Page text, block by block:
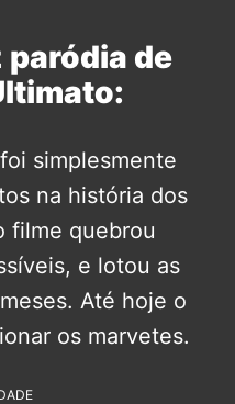
paródia de
foi simplesmente
na história dos
filme quebrou
e lotou as
Até hoje o
os marvetes.